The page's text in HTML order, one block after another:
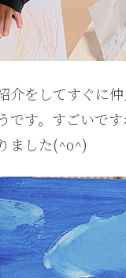
介をしてすぐに
です。すごいで
ました(^o^)